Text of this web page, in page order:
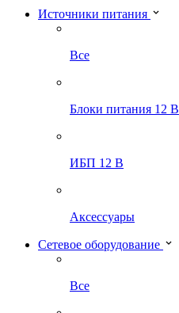
Источники питания
Все
Блоки питания 12 В
ИБП 12 В
Аксессуары
Сетевое оборудование
Все